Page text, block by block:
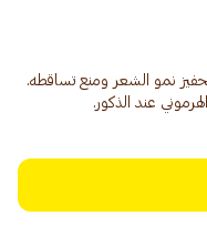
عند الذكور.